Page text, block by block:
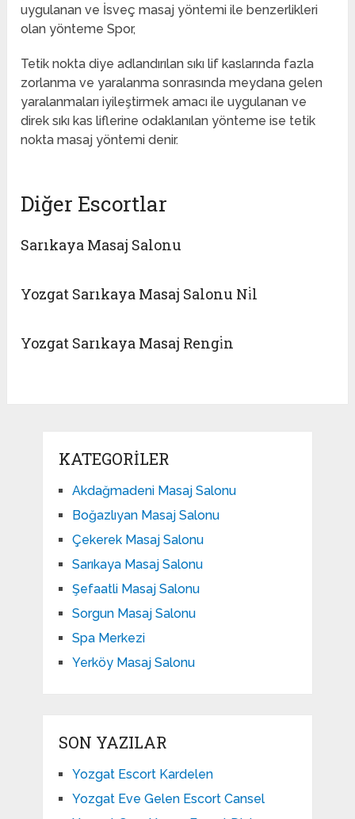
uygulanan ve İsveç masaj yöntemi ile benzerlikleri
olan yönteme Spor,
Tetik nokta diye adlandırılan sıkı lif kaslarında fazla
zorlanma ve yaralanma sonrasında meydana gelen
yaralanmaları iyileştirmek amacı ile uygulanan ve
direk sıkı kas liflerine odaklanılan yönteme ise tetik
nokta masaj yöntemi denir.
Diğer Escortlar
Sarıkaya Masaj Salonu
Yozgat Sarıkaya Masaj Salonu Ni̇l
Yozgat Sarıkaya Masaj Rengi̇n
KATEGORILER
Akdağmadeni Masaj Salonu
Boğazlıyan Masaj Salonu
Çekerek Masaj Salonu
Sarıkaya Masaj Salonu
Şefaatli Masaj Salonu
Sorgun Masaj Salonu
Spa Merkezi
Yerköy Masaj Salonu
SON YAZILAR
Yozgat Escort Kardelen
Yozgat Eve Gelen Escort Cansel